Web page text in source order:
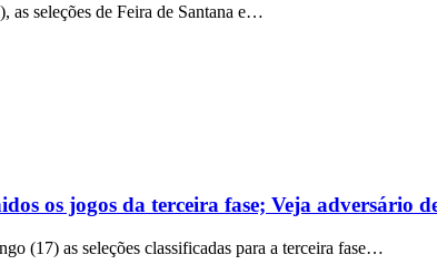
as seleções de Feira de Santana e…
os jogos da terceira fase; Veja adversário
(17) as seleções classificadas para a terceira fase…